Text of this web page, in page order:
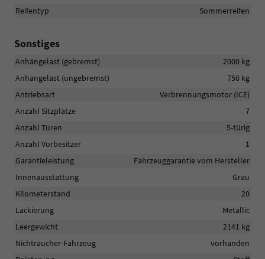
Reifentyp
Sommerreifen
Sonstiges
Anhängelast (gebremst)
2000 kg
Anhängelast (ungebremst)
750 kg
Antriebsart
Verbrennungsmotor (ICE)
Anzahl Sitzplätze
7
Anzahl Türen
5-türig
Anzahl Vorbesitzer
1
Garantieleistung
Fahrzeuggarantie vom Hersteller
Innenausstattung
Grau
Kilometerstand
20
Lackierung
Metallic
Leergewicht
2141 kg
Nichtraucher-Fahrzeug
vorhanden